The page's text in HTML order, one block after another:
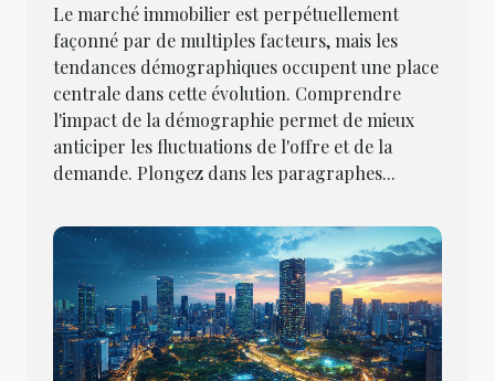
Le marché immobilier est perpétuellement
façonné par de multiples facteurs, mais les
tendances démographiques occupent une place
centrale dans cette évolution. Comprendre
l'impact de la démographie permet de mieux
anticiper les fluctuations de l'offre et de la
demande. Plongez dans les paragraphes...